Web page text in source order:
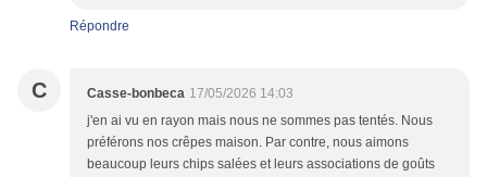
Répondre
C Casse-bonbeca 17/05/2026 14:03
j'en ai vu en rayon mais nous ne sommes pas tentés. Nous
préférons nos crêpes maison. Par contre, nous aimons
beaucoup leurs chips salées et leurs associations de goûts